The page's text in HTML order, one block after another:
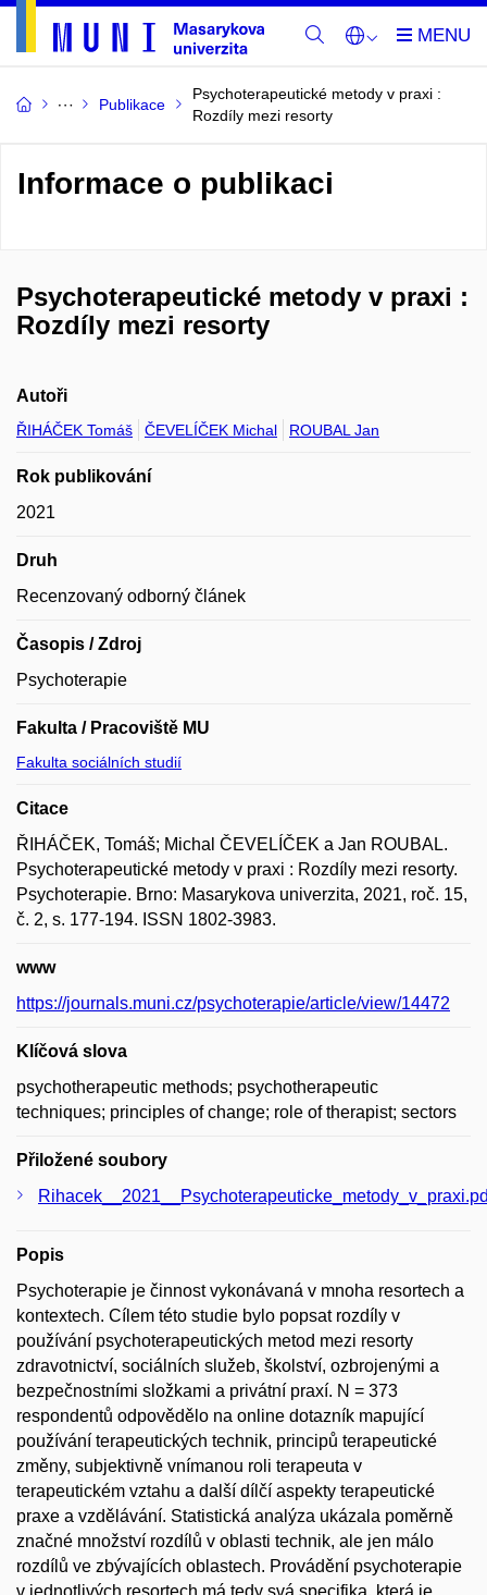
Publikace
Psychoterapeutické metody v praxi :
Rozdíly mezi resorty
Informace o publikaci
Psychoterapeutické metody v praxi :
Rozdíly mezi resorty
Autoři
ŘIHÁČEK Tomáš ČEVELÍČEK Michal ROUBAL Jan
Rok publikování
2021
Druh
Recenzovaný odborný článek
Časopis / Zdroj
Psychoterapie
Fakulta / Pracoviště MU
Fakulta sociálních studií
Citace
ŘIHÁČEK, Tomáš; Michal ČEVELÍČEK a Jan ROUBAL.
Psychoterapeutické metody v praxi : Rozdíly mezi resorty.
Psychoterapie. Brno: Masarykova univerzita, 2021, roč. 15,
č. 2, s. 177-194. ISSN 1802-3983.
www
https://journals.muni.cz/psychoterapie/article/view/14472
Klíčová slova
psychotherapeutic methods; psychotherapeutic
techniques; principles of change; role of therapist; sectors
Přiložené soubory
Popis
Psychoterapie je činnost vykonávaná v mnoha resortech a
kontextech. Cílem této studie bylo popsat rozdíly v
používání psychoterapeutických metod mezi resorty
zdravotnictví, sociálních služeb, školství, ozbrojenými a
bezpečnostními složkami a privátní praxí. N = 373
respondentů odpovědělo na online dotazník mapující
používání terapeutických technik, principů terapeutické
změny, subjektivně vnímanou roli terapeuta v
terapeutickém vztahu a další dílčí aspekty terapeutické
praxe a vzdělávání. Statistická analýza ukázala poměrně
značné množství rozdílů v oblasti technik, ale jen málo
rozdílů ve zbývajících oblastech. Provádění psychoterapie
v jednotlivých resortech má tedy svá specifika, která je